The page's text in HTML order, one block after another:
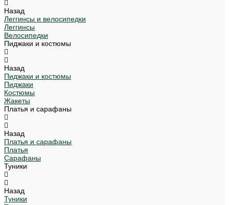
Назад
Леггинсы и велосипедки
Леггинсы
Велосипедки
Пиджаки и костюмы
Назад
Пиджаки и костюмы
Пиджаки
Костюмы
Жакеты
Платья и сарафаны
Назад
Платья и сарафаны
Платья
Сарафаны
Туники
Назад
Туники